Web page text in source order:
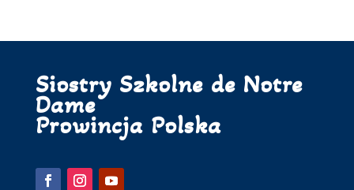
Siostry Szkolne de Notre
Dame
Prowincja Polska